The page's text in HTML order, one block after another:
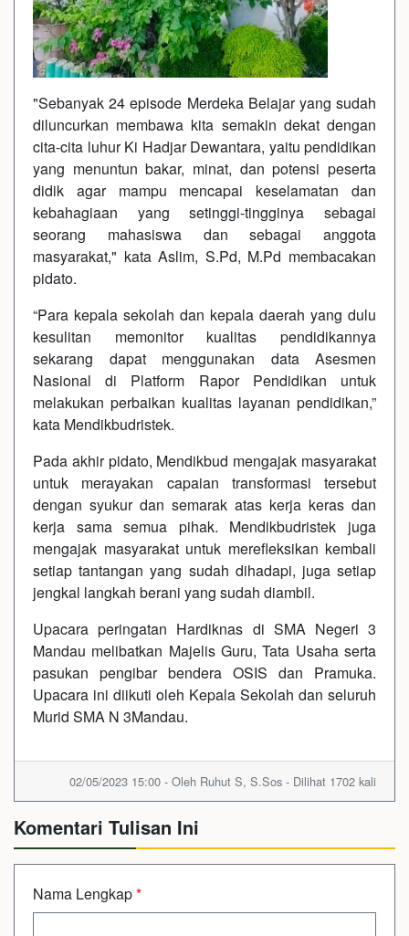
"Sebanyak 24 episode Merdeka Belajar yang sudah
diluncurkan membawa kita semakin dekat dengan
cita-cita luhur Ki Hadjar Dewantara, yaitu pendidikan
yang menuntun bakar, minat, dan potensi peserta
didik agar mampu mencapai keselamatan dan
kebahagiaan yang setinggi-tingginya sebagai
seorang mahasiswa dan sebagai anggota
masyarakat," kata Aslim, S.Pd, M.Pd membacakan
pidato.
“Para kepala sekolah dan kepala daerah yang dulu
kesulitan memonitor kualitas pendidikannya
sekarang dapat menggunakan data Asesmen
Nasional di Platform Rapor Pendidikan untuk
melakukan perbaikan kualitas layanan pendidikan,”
kata Mendikbudristek.
Pada akhir pidato, Mendikbud mengajak masyarakat
untuk merayakan capaian transformasi tersebut
dengan syukur dan semarak atas kerja keras dan
kerja sama semua pihak. Mendikbudristek juga
mengajak masyarakat untuk merefleksikan kembali
setiap tantangan yang sudah dihadapi, juga setiap
jengkal langkah berani yang sudah diambil.
Upacara peringatan Hardiknas di SMA Negeri 3
Mandau melibatkan Majelis Guru, Tata Usaha serta
pasukan pengibar bendera OSIS dan Pramuka.
Upacara ini diikuti oleh Kepala Sekolah dan seluruh
Murid SMA N 3Mandau.
02/05/2023 15:00 - Oleh Ruhut S, S.Sos - Dilihat 1702 kali
Komentari Tulisan Ini
Nama Lengkap*